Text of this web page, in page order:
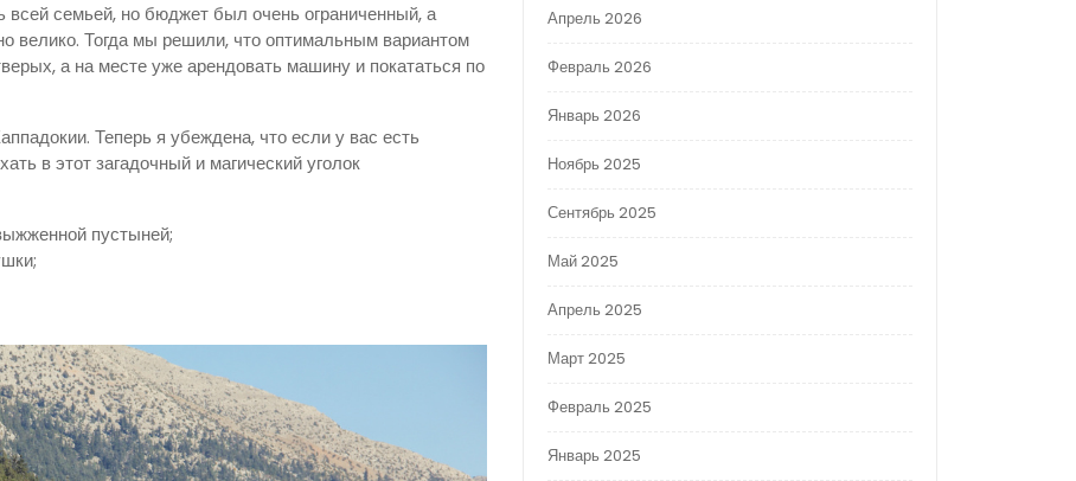
семьей, но бюджет был очень ограниченный, а
велико. Тогда мы решили, что оптимальным вариантом
а на месте уже арендовать машину и покататься по
Теперь я убеждена, что если у вас есть
в этот загадочный и магический уголок
пустыней;
Апрель 2026
Февраль 2026
Январь 2026
Ноябрь 2025
Сентябрь 2025
Май 2025
Апрель 2025
Март 2025
Февраль 2025
Январь 2025